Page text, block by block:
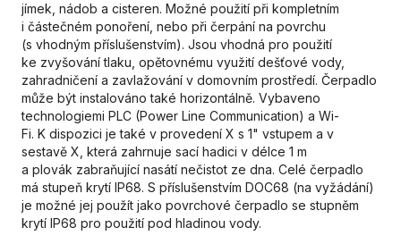
jímek, nádob a cisteren. Možné použití při kompletním
i částečném ponoření, nebo při čerpání na povrchu
(s vhodným příslušenstvím). Jsou vhodná pro použití
ke zvyšování tlaku, opětovnému využití dešťové vody,
zahradničení a zavlažování v domovním prostředí. Čerpadlo
může být instalováno také horizontálně. Vybaveno
technologiemi PLC (Power Line Communication) a Wi-
Fi. K dispozici je také v provedení X s 1" vstupem a v
sestavě X, která zahrnuje sací hadici v délce 1 m
a plovák zabraňující nasátí nečistot ze dna. Celé čerpadlo
má stupeň krytí IP68. S příslušenstvím DOC68 (na vyžádání)
je možné jej použít jako povrchové čerpadlo se stupněm
krytí IP68 pro použití pod hladinou vody.